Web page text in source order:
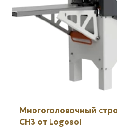
Многоголовочный
CH3 от Logosol